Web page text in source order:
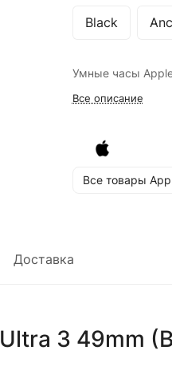
Black
Умные часы
Все описание
Все товары
Доставка
3 49mm